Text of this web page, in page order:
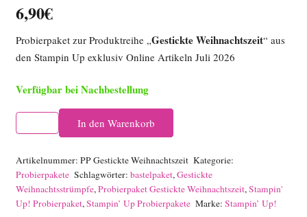
6,90€
Probierpaket zur Produktreihe „Gestickte Weihnachtszeit“ aus
den Stampin Up exklusiv Online Artikeln Juli 2026
Verfügbar bei Nachbestellung
Probierpaket
Gestickte
Weihnachtszeit
Menge
In den Warenkorb
Artikelnummer: PP Gestickte Weihnachtszeit Kategorie:
Probierpakete Schlagwörter: bastelpaket, Gestickte
Weihnachtsstrümpfe, Probierpaket Gestickte Weihnachtszeit, Stampin'
Up! Probierpaket, Stampin’ Up Probierpakete Marke: Stampin’ Up!